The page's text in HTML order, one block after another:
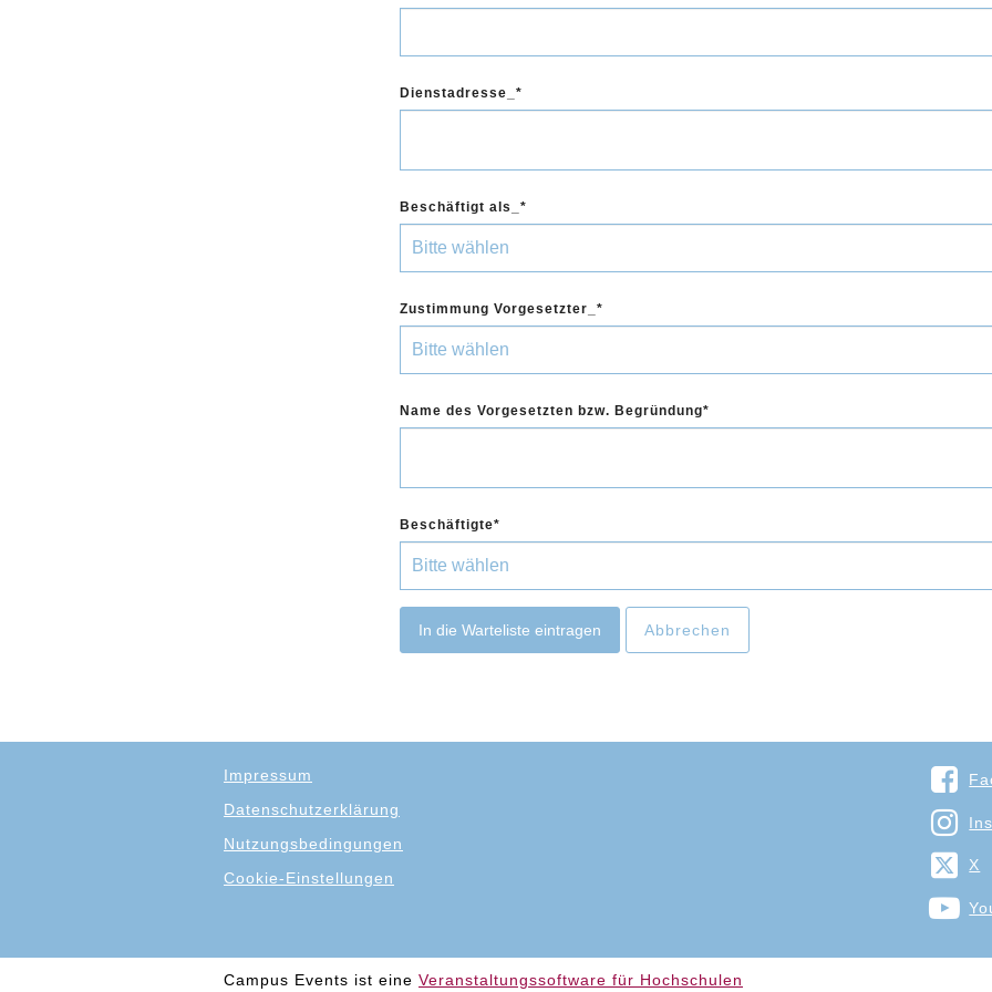
Dienstadresse_
Beschäftigt als_
Zustimmung Vorgesetzter_
Name des Vorgesetzten bzw. Begründung
Beschäftigte
In die Warteliste eintragen Abbrechen
Impressum
Datenschutzerklärung
Nutzungsbedingungen
Cookie-Einstellungen
X
Campus Events ist eine Veranstaltungssoftware für Hochschulen